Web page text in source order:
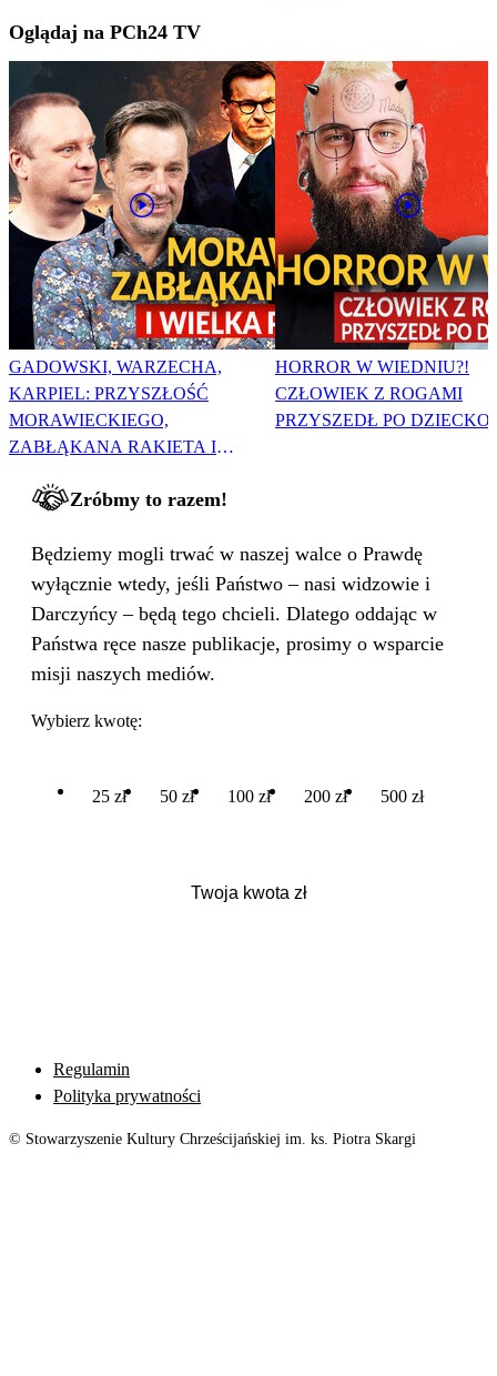
Oglądaj na PCh24 TV
GADOWSKI, WARZECHA,
KARPIEL: PRZYSZŁOŚĆ
MORAWIECKIEGO,
ZABŁĄKANA RAKIETA I
HORROR W WIEDNIU?!
CZŁOWIEK Z ROGAMI
PRZYSZEDŁ PO DZIECKO
Zróbmy to razem!
Będziemy mogli trwać w naszej walce o Prawdę
wyłącznie wtedy, jeśli Państwo – nasi widzowie i
Darczyńcy – będą tego chcieli. Dlatego oddając w
Państwa ręce nasze publikacje, prosimy o wsparcie
misji naszych mediów.
Wybierz kwotę:
25 zł 50 zł 100 zł 200 zł 500 zł
Regulamin
Polityka prywatności
© Stowarzyszenie Kultury Chrześcijańskiej im. ks. Piotra Skargi